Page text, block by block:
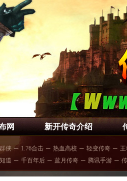
网 新开传奇介绍
侠 ─ 1.76合击 ─ 热血高校 ─ 轻变传奇 ─
道 ─ 千百年后 ─ 蓝月传奇 ─ 腾讯手游 ─